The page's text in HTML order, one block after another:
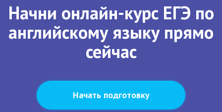
Начни онлайн-курс ЕГЭ по
английскому языку прямо
сейчас
Начать подготовку